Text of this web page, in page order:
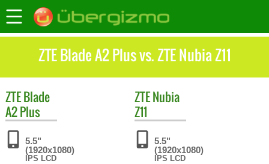
ZTE Blade A2 Plus vs. ZTE Nubia Z11
ZTEBlade
A2 Plus
5.5"
(1920x1080)
IPS LCD
ZTENubia
Z11
5.5"
(1920x1080)
IPS LCD